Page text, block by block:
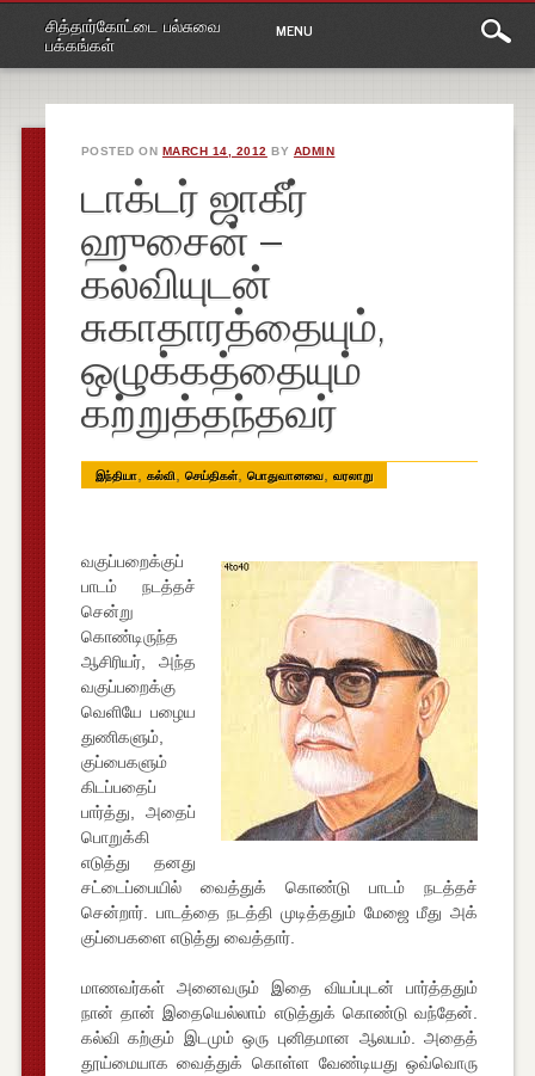
சித்தார்கோட்டை பல்சுவை
பக்கங்கள்
Main
menu
content
MENU
POSTED ON MARCH 14, 2012 BY ADMIN
டாக்டர் ஜாகீர்
ஹுசைன் –
கல்வியுடன்
சுகாதாரத்தையும்,
ஒழுக்கத்தையும்
கற்றுத்தந்தவர்
இந்தியா, கல்வி, செய்திகள், பொதுவானவை, வரலாறு
வகுப்பறைக்குப்
பாடம் நடத்தச்
சென்று
கொண்டிருந்த
ஆசிரியர், அந்த
வகுப்பறைக்கு
வெளியே பழைய
துணிகளும்,
குப்பைகளும்
கிடப்பதைப்
பார்த்து, அதைப்
பொறுக்கி
எடுத்து தனது
சட்டைப்பையில் வைத்துக் கொண்டு பாடம் நடத்தச்
சென்றார். பாடத்தை நடத்தி முடித்ததும் மேஜை மீது அக்
குப்பைகளை எடுத்து வைத்தார்.
மாணவர்கள் அனைவரும் இதை வியப்புடன் பார்த்ததும்
நான் தான் இதையெல்லாம் எடுத்துக் கொண்டு வந்தேன்.
கல்வி கற்கும் இடமும் ஒரு புனிதமான ஆலயம். அதைத்
தூய்மையாக வைத்துக் கொள்ள வேண்டியது ஒவ்வொரு